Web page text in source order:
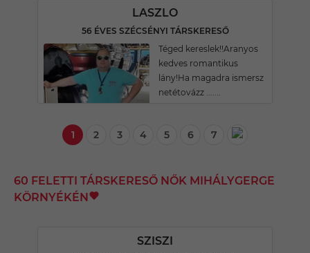
LASZLO
56 ÉVES SZÉCSÉNYI TÁRSKERESŐ
Téged kereslek!!Aranyos
kedves romantikus
lány!Ha magadra ismersz
netétovázz .......
1 2 3 4 5 6 7
60 FELETTI TÁRSKERESŐ NŐK MIHÁLYGERGE
KÖRNYÉKÉN
SZISZI